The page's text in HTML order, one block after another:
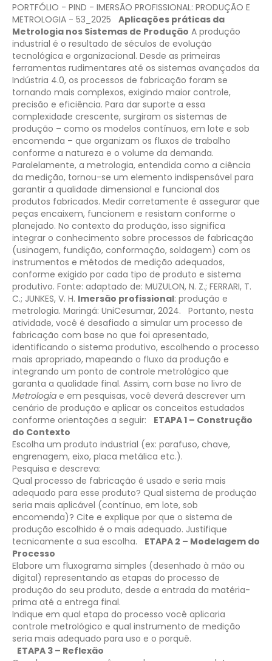
PORTFÓLIO - PIND - IMERSÃO PROFISSIONAL: PRODUÇÃO E
METROLOGIA - 53_2025
Aplicações práticas da
Metrologia nos Sistemas de Produção A produção
industrial é o resultado de séculos de evolução
tecnológica e organizacional. Desde as primeiras
ferramentas rudimentares até os sistemas avançados da
Indústria 4.0, os processos de fabricação foram se
tornando mais complexos, exigindo maior controle,
precisão e eficiência. Para dar suporte a essa
complexidade crescente, surgiram os sistemas de
produção – como os modelos contínuos, em lote e sob
encomenda – que organizam os fluxos de trabalho
conforme a natureza e o volume da demanda.
Paralelamente, a metrologia, entendida como a ciência
da medição, tornou-se um elemento indispensável para
garantir a qualidade dimensional e funcional dos
produtos fabricados. Medir corretamente é assegurar que
peças encaixem, funcionem e resistam conforme o
planejado. No contexto da produção, isso significa
integrar o conhecimento sobre processos de fabricação
(usinagem, fundição, conformação, soldagem) com os
instrumentos e métodos de medição adequados,
conforme exigido por cada tipo de produto e sistema
produtivo. Fonte: adaptado de: MUZULON, N. Z.; FERRARI, T.
C.; JUNKES, V. H. Imersão profissional: produção e
metrologia. Maringá: UniCesumar, 2024.
Portanto, nesta
atividade, você é desafiado a simular um processo de
fabricação com base no que foi apresentado,
identificando o sistema produtivo, escolhendo o processo
mais apropriado, mapeando o fluxo da produção e
integrando um ponto de controle metrológico que
garanta a qualidade final. Assim, com base no livro de
Metrologia e em pesquisas, você deverá descrever um
cenário de produção e aplicar os conceitos estudados
conforme orientações a seguir:
ETAPA 1 – Construção
do Contexto
Escolha um produto industrial (ex: parafuso, chave,
engrenagem, eixo, placa metálica etc.).
Pesquisa e descreva:
Qual processo de fabricação é usado e seria mais
adequado para esse produto? Qual sistema de produção
seria mais aplicável (contínuo, em lote, sob
encomenda)? Cite e explique por que o sistema de
produção escolhido é o mais adequado. Justifique
tecnicamente a sua escolha.
ETAPA 2 – Modelagem do
Processo
Elabore um fluxograma simples (desenhado à mão ou
digital) representando as etapas do processo de
produção do seu produto, desde a entrada da matéria-
prima até a entrega final.
Indique em qual etapa do processo você aplicaria
controle metrológico e qual instrumento de medição
seria mais adequado para uso e o porquê.
ETAPA 3 – Reflexão